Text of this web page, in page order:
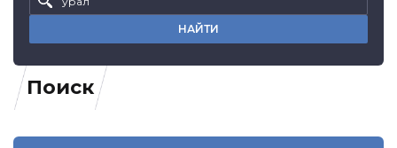
Поиск
НАЙТИ